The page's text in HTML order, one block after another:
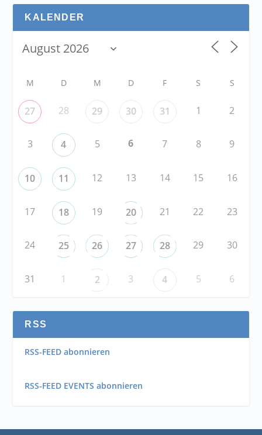
KALENDER
M D M D F S S
27 28 29 30 31 1 2
3 4 5 6 7 8 9
10 11 12 13 14 15 16
17 18 19 20 21 22 23
24 25 26 27 28 29 30
31 1 2 3 4 5 6
RSS
RSS-FEED abonnieren
RSS-FEED EVENTS abonnieren